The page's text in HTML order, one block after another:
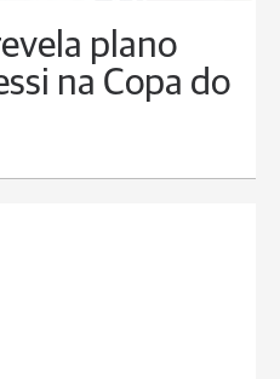
plano
na Copa do